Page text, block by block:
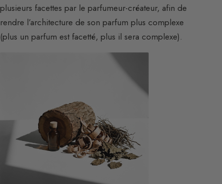
plusieurs facettes par le parfumeur-créateur, afin de
rendre l’architecture de son parfum plus complexe
(plus un parfum est facetté, plus il sera complexe).